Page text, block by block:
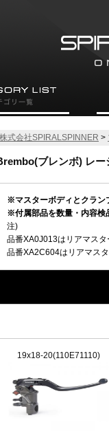
株式会社SPIRALSPINNER >
ブレンボ) レー
※マスターボディとクラン
※付属部品を数量・内容検
注)
品番XA0J013はリアマス
品番XA2C604はリアマス
19x18-20(110E71110)